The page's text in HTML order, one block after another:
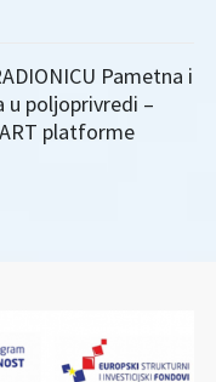
Pametna i
u poljoprivredi –
platforme